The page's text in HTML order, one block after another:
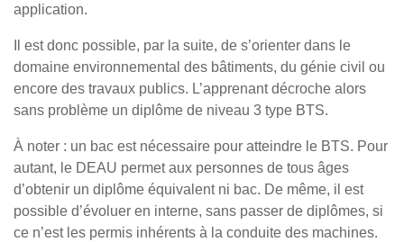
application.
Il est donc possible, par la suite, de s’orienter dans le
domaine environnemental des bâtiments, du génie civil ou
encore des travaux publics. L’apprenant décroche alors
sans problème un diplôme de niveau 3 type BTS.
À noter : un bac est nécessaire pour atteindre le BTS. Pour
autant, le DEAU permet aux personnes de tous âges
d’obtenir un diplôme équivalent ni bac. De même, il est
possible d’évoluer en interne, sans passer de diplômes, si
ce n’est les permis inhérents à la conduite des machines.